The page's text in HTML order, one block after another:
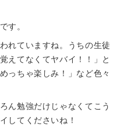
す。
れていますね。うちの生徒
えてなくてヤバイ！！」と
っちゃ楽しみ！」など色々
ん勉強だけじゃなくてこう
してくださいね！